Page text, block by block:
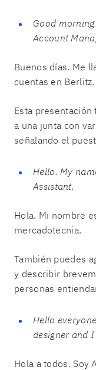
Good
Account
Buenos días. Me
cuentas en Berlitz.
Esta presentación
a una junta con
señalando el
Hello. My
Assistant.
Hola. Mi nombre
mercadotecnia.
También puedes
y describir
personas
Hello
designer and
Hola a todos. Soy